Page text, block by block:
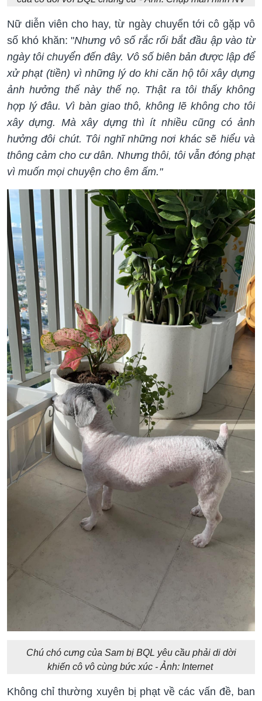
Nữ diễn viên cho hay, từ ngày chuyển tới cô gặp vô
số khó khăn: "Nhưng vô số rắc rối bắt đầu ập vào từ
ngày tôi chuyển đến đây. Vô số biên bản được lập để
xử phạt (tiền) vì những lý do khi căn hộ tôi xây dựng
ảnh hưởng thế này thế nọ. Thật ra tôi thấy không
hợp lý đâu. Vì bàn giao thô, không lẽ không cho tôi
xây dựng. Mà xây dựng thì ít nhiều cũng có ảnh
hưởng đôi chút. Tôi nghĩ những nơi khác sẽ hiểu và
thông cảm cho cư dân. Nhưng thôi, tôi vẫn đóng phạt
vì muốn mọi chuyện cho êm ấm."
Chú chó cưng của Sam bị BQL yêu cầu phải di dời
khiến cô vô cùng bức xúc - Ảnh: Internet
Không chỉ thường xuyên bị phạt về các vấn đề, ban